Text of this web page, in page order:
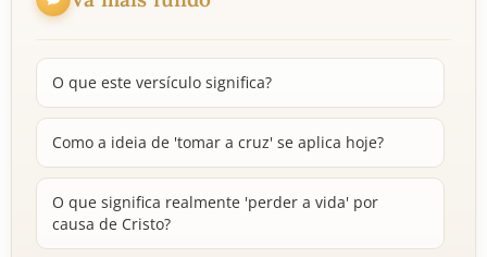
O que este versículo significa?
Como a ideia de 'tomar a cruz' se aplica hoje?
O que significa realmente 'perder a vida' por
causa de Cristo?